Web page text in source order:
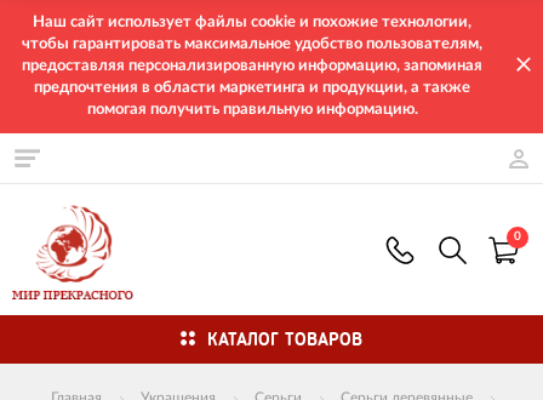
Наш сайт использует файлы cookie и похожие технологии,
чтобы гарантировать максимальное удобство пользователям,
предоставляя персонализированную информацию, запоминая
предпочтения в области маркетинга и продукции, а также
помогая получить правильную информацию.
0
КАТАЛОГ ТОВАРОВ